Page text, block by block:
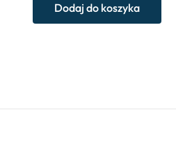
Dodaj do koszyka